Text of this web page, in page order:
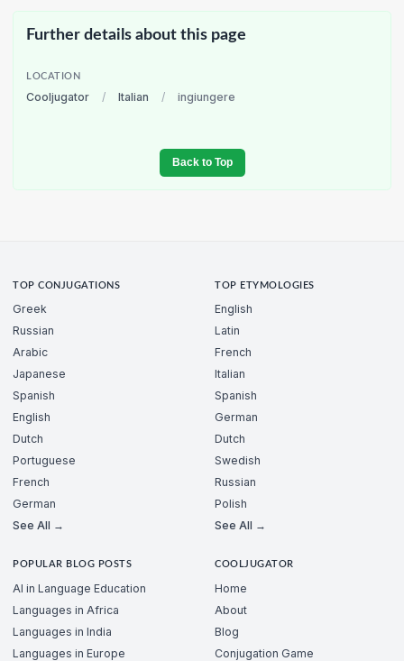
Further details about this page
LOCATION
Cooljugator / Italian / ingiungere
Back to Top
TOP CONJUGATIONS
Greek
Russian
Arabic
Japanese
Spanish
English
Dutch
Portuguese
French
German
See All →
TOP ETYMOLOGIES
English
Latin
French
Italian
Spanish
German
Dutch
Swedish
Russian
Polish
See All →
POPULAR BLOG POSTS
AI in Language Education
Languages in Africa
Languages in India
Languages in Europe
COOLJUGATOR
Home
About
Blog
Conjugation Game